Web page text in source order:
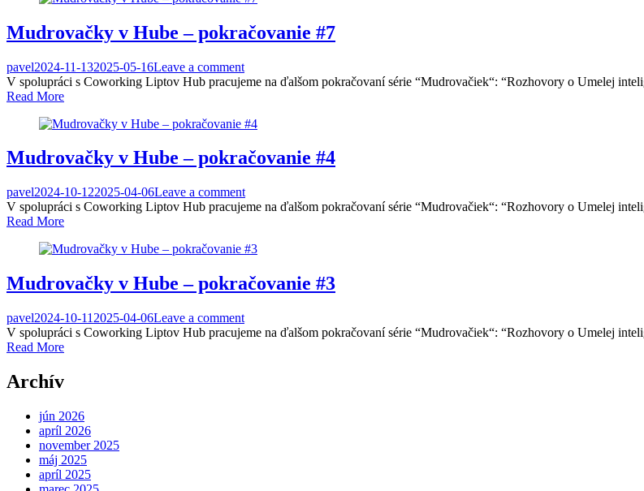
Mudrovačky v Hube – pokračovanie #7
pavel2024-11-132025-05-16Leave a comment
V spolupráci s Coworking Liptov Hub pracujeme na ďalšom pokračovaní série “Mudrovačiek“: “Rozhovory o Umelej
Read More
Mudrovačky v Hube – pokračovanie #4
pavel2024-10-122025-04-06Leave a comment
V spolupráci s Coworking Liptov Hub pracujeme na ďalšom pokračovaní série “Mudrovačiek“: “Rozhovory o Umelej
Read More
Mudrovačky v Hube – pokračovanie #3
pavel2024-10-11 2025-04-06Leave a comment
V spolupráci s Coworking Liptov Hub pracujeme na ďalšom pokračovaní série “Mudrovačiek“: “Rozhovory o Umelej
Read More
Archív
jún 2026
apríl 2026
november 2025
máj 2025
apríl 2025